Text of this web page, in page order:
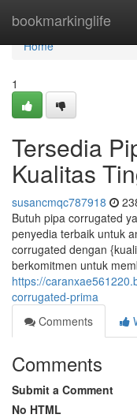
bookmarkinglife
Home
Home
1
Tersedia
Kualitas
susancmqc787918
Butuh pipa corrugated
penyedia terbaik untuk
corrugated dengan
berkomitmen untuk
https://
corrugated-prima
Comments
Comments
Submit a Comment
No HTML